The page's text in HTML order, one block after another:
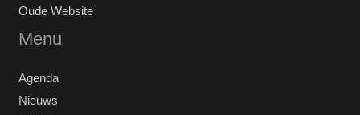
Oude Website
Menu
Agenda
Nieuws